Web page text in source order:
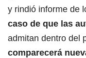
y rindió informe de
caso de que las
admitan dentro del
comparecerá